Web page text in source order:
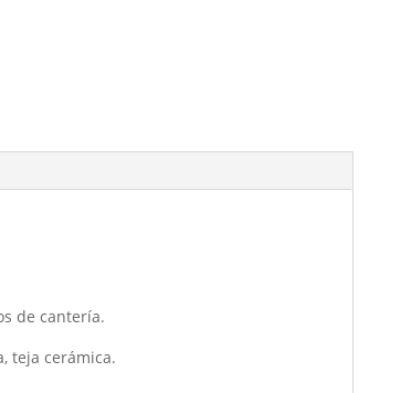
de cantería.
teja cerámica.